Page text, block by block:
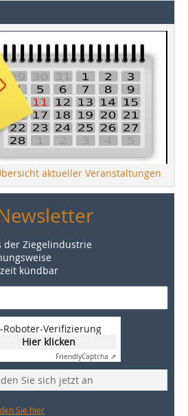
aktueller Veranstaltungen
der Ziegelindustrie
kündbar
Roboter-Verifizierung
Hier klicken
FriendlyCaptcha ⇗
Sie sich jetzt an
Sie hier